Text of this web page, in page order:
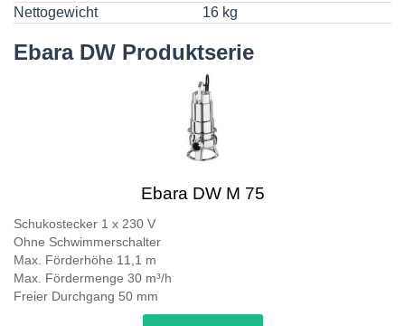
Nettogewicht
16 kg
Ebara DW Produktserie
Ebara DW M 75
Schukostecker 1 x 230 V
Ohne Schwimmerschalter
Max. Förderhöhe 11,1 m
Max. Fördermenge 30 m³/h
Freier Durchgang 50 mm